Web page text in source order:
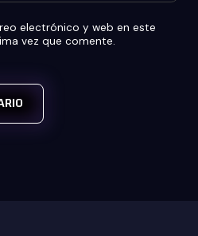
electrónico y web en este
vez que comente.